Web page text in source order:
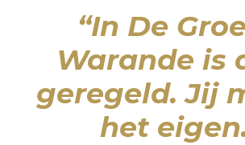
“In De
Warande is
geregeld. Jij
het